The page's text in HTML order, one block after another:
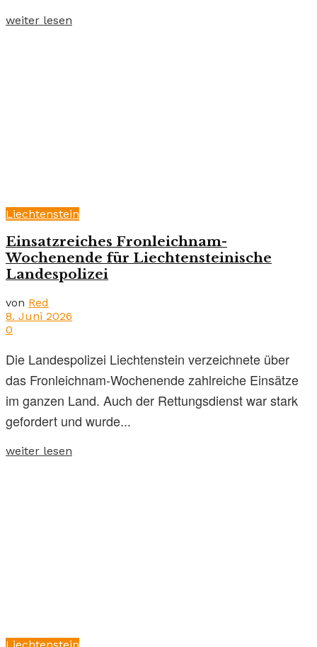
weiter lesen
Liechtenstein
Einsatzreiches Fronleichnam-
Wochenende für Liechtensteinische
Landespolizei
von Red
8. Juni 2026
0
Die Landespolizei Liechtenstein verzeichnete über
das Fronleichnam-Wochenende zahlreiche Einsätze
im ganzen Land. Auch der Rettungsdienst war stark
gefordert und wurde...
weiter lesen